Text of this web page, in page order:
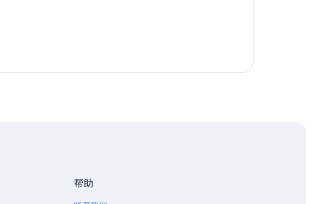
帮助